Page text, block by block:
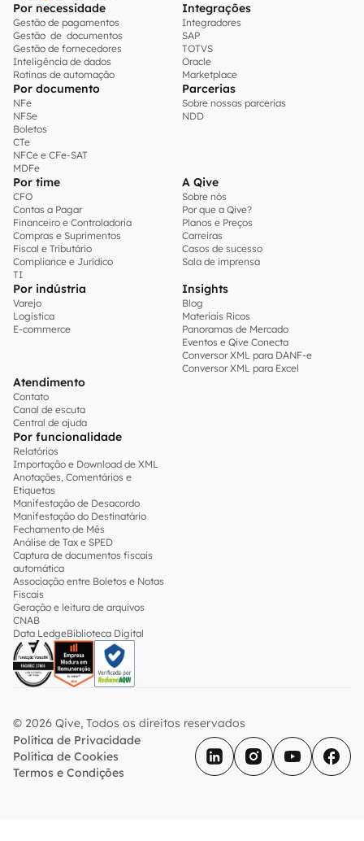
Por necessidade
Gestão de pagamentos
Gestão de documentos
Gestão de fornecedores
Inteligência de dados
Rotinas de automação
Integrações
Integradores
SAP
TOTVS
Oracle
Marketplace
Por documento
NFe
NFSe
Boletos
CTe
NFCe e CFe-SAT
MDFe
Parcerias
Sobre nossas parcerias
NDD
Por time
CFO
Contas a Pagar
Financeiro e Controladoria
Compras e Suprimentos
Fiscal e Tributário
Compliance e Jurídico
TI
A Qive
Sobre nós
Por que a Qive?
Planos e Preços
Carreiras
Casos de sucesso
Sala de imprensa
Por indústria
Varejo
Logística
E-commerce
Insights
Blog
Materiais Ricos
Panoramas de Mercado
Eventos e Qive Conecta
Conversor XML para DANF-e
Conversor XML para Excel
Atendimento
Contato
Canal de escuta
Central de ajuda
Por funcionalidade
Relatórios
Importação e Download de XML
Anotações, Comentários e
Etiquetas
Manifestação de Desacordo
Manifestação do Destinatário
Fechamento de Mês
Análise de Tax e SPED
Captura de documentos fiscais
automática
Associação entre Boletos e Notas
Fiscais
Geração e leitura de arquivos
CNAB
Data LedgeBiblioteca Digital
© 2026 Qive, Todos os direitos reservados
Política de Privacidade
Política de Cookies
Termos e Condições